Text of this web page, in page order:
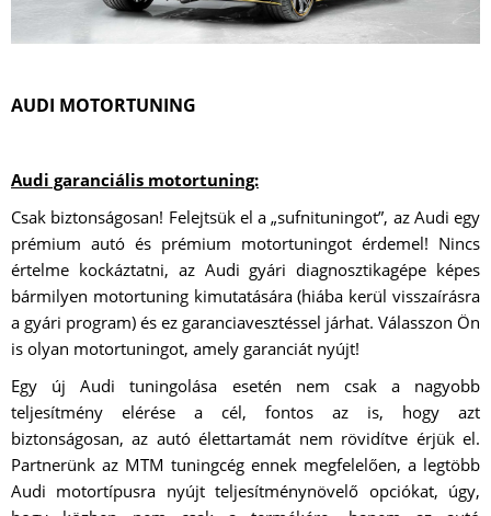
AUDI MOTORTUNING
Audi garanciális motortuning:
Csak biztonságosan! Felejtsük el a „sufnituningot”, az Audi egy
prémium autó és prémium motortuningot érdemel! Nincs
értelme kockáztatni, az Audi gyári diagnosztikagépe képes
bármilyen motortuning kimutatására (hiába kerül visszaírásra
a gyári program) és ez garanciavesztéssel járhat. Válasszon Ön
is olyan motortuningot, amely garanciát nyújt!
Egy új Audi tuningolása esetén nem csak a nagyobb
teljesítmény elérése a cél, fontos az is, hogy azt
biztonságosan, az autó élettartamát nem rövidítve érjük el.
Partnerünk az MTM tuningcég ennek megfelelően, a legtöbb
Audi motortípusra nyújt teljesítménynövelő opciókat, úgy,